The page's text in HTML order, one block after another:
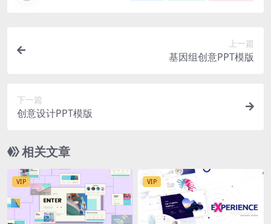
上一篇
基因组创意PPT模版
下一篇
创意设计PPT模版
相关文章
VIP VIP